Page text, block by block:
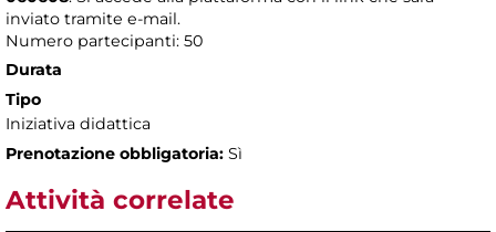
inviato tramite e-mail.
Numero partecipanti: 50
Durata
Tipo
Iniziativa didattica
Prenotazione obbligatoria: Sì
Attività correlate